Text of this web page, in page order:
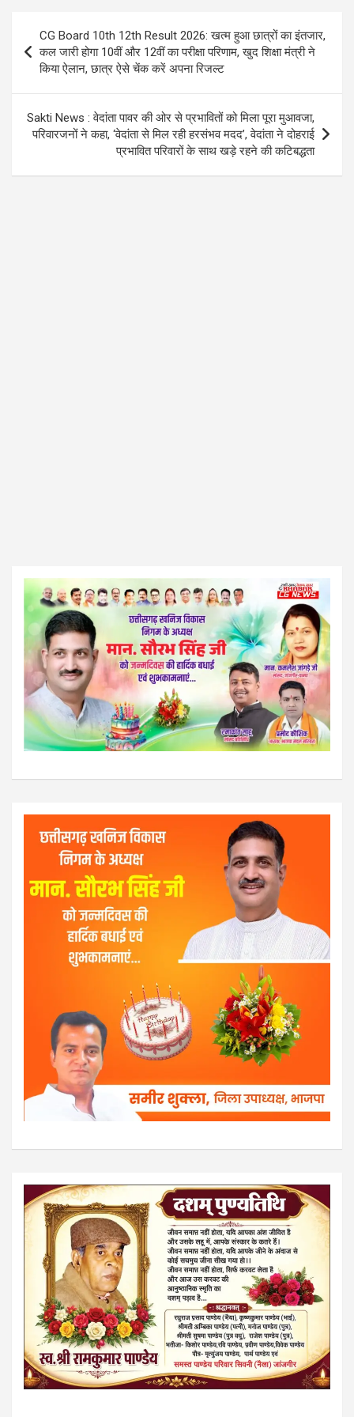
o
o
k
A
p
p
a
m
navigation
CG Board 10th 12th Result 2026: खत्म हुआ छात्रों का इंतजार,
कल जारी होगा 10वीं और 12वीं का परीक्षा परिणाम, खुद शिक्षा मंत्री ने
किया ऐलान, छात्र ऐसे चेंक करें अपना रिजल्ट
Sakti News : वेदांता पावर की ओर से प्रभावितों को मिला पूरा मुआवजा,
परिवारजनों ने कहा, ‘वेदांता से मिल रही हरसंभव मदद’, वेदांता ने दोहराई
प्रभावित परिवारों के साथ खड़े रहने की कटिबद्धता